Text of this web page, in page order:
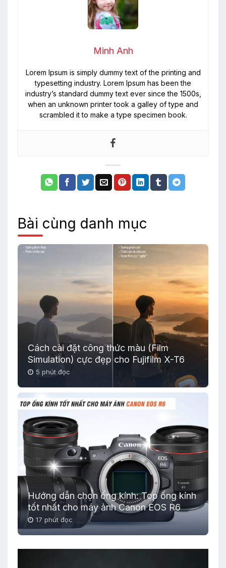
Minh Anh
Lorem Ipsum is simply dummy text of the printing and
typesetting industry. Lorem Ipsum has been the
industry’s standard dummy text ever since the 1500s,
when an unknown printer took a galley of type and
scrambled it to make a type specimen book.
Bài cùng danh mục
Cách cài đặt công thức màu (Film
Simulation) cực đẹp cho Fujifilm X-T6
5 phút đọc
Hướng dẫn chọn ống kính: Top ống kính
tốt nhất cho máy ảnh Canon EOS R6
17 phút đọc